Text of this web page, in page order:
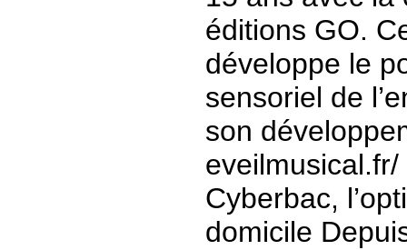
éditions GO.
développe le
sensoriel de
son
Cyberbac,
domicile